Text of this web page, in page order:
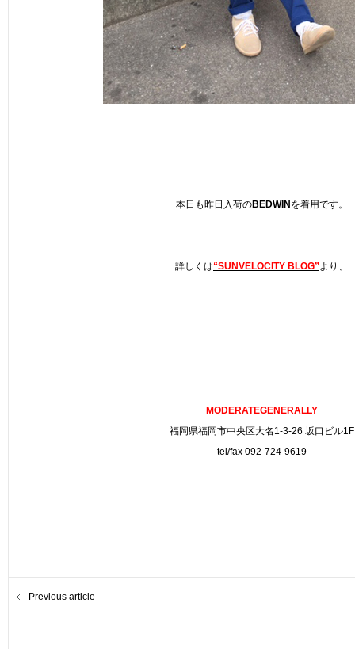
本日も昨日入荷のBEDWIN を着用です。
詳しくは“SUNVELOCITY BLOG”より、
MODERATEGENERALLY
福岡県福岡市中央区大名1-3-26 坂口ビル1F
tel/fax 092-724-9619
Previous article